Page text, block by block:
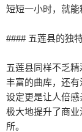
短短一小时，就能
#### 五莲县的独
五莲县同样不乏
丰富的曲库，还
设定更是让人倍
极大地提升了商
所。